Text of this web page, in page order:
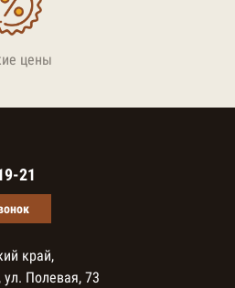
цены
21
край,
Полевая, 73